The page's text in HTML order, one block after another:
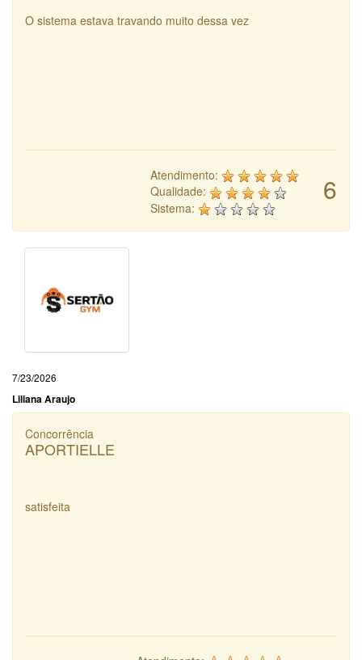
O sistema estava travando muito dessa vez
6
Atendimento:
Qualidade:
Sistema:
7/23/2026
Liliana Araujo
Concorrência
APORTIELLE
satisfeita